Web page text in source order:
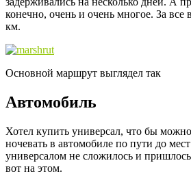
конечно, очень и очень многое. За все
км.
Основной маршрут выглядел так
Автомобиль
Хотел купить универсал, что бы
ночевать в автомобиле по пути до
универсалом не сложилось и пришлось
вот на этом.